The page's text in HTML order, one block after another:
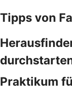
Tipps von
Praktikum